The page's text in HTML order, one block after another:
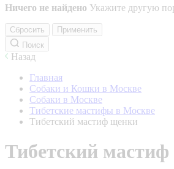
Ничего не найдено Укажите другую
Сбросить
Применить
Поиск
Назад
Главная
Собаки и Кошки в Москве
Собаки в Москве
Тибетские мастифы в Москве
Тибетский мастиф щенки
Тибетский